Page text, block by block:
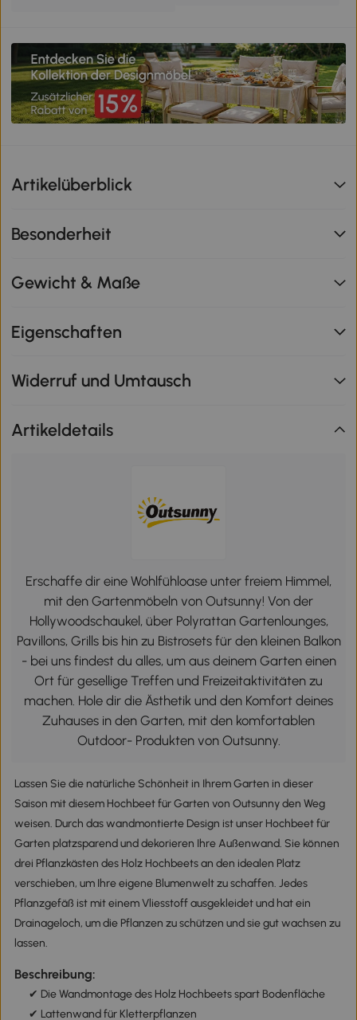
Artikelüberblick
Besonderheit
Gewicht & Maße
Eigenschaften
Widerruf und Umtausch
Artikeldetails
Erschaffe dir eine Wohlfühloase unter freiem Himmel,
mit den Gartenmöbeln von Outsunny! Von der
Hollywoodschaukel, über Polyrattan Gartenlounges,
Pavillons, Grills bis hin zu Bistrosets für den kleinen Balkon
- bei uns findest du alles, um aus deinem Garten einen
Ort für gesellige Treffen und Freizeitaktivitäten zu
machen. Hole dir die Ästhetik und den Komfort deines
Zuhauses in den Garten, mit den komfortablen
Outdoor- Produkten von Outsunny.
Lassen Sie die natürliche Schönheit in Ihrem Garten in dieser
Saison mit diesem Hochbeet für Garten von Outsunny den Weg
weisen. Durch das wandmontierte Design ist unser Hochbeet für
Garten platzsparend und dekorieren Ihre Außenwand. Sie können
drei Pflanzkästen des Holz Hochbeets an den idealen Platz
verschieben, um Ihre eigene Blumenwelt zu schaffen. Jedes
Pflanzgefäß ist mit einem Vliesstoff ausgekleidet und hat ein
Drainageloch, um die Pflanzen zu schützen und sie gut wachsen zu
lassen.
Beschreibung:
✔ Die Wandmontage des Holz Hochbeets spart Bodenfläche
✔ Lattenwand für Kletterpflanzen